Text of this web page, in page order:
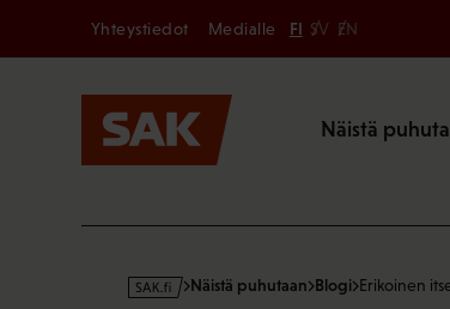
Secondary
Yhteystiedot Medialle FI SV EN
Näistä
s
Näistä puhutaan Blogi Erikoinen